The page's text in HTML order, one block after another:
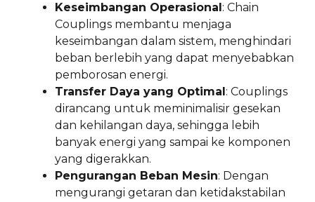
Keseimbangan Operasional: Chain
Couplings membantu menjaga
keseimbangan dalam sistem, menghindari
beban berlebih yang dapat menyebabkan
pemborosan energi.
Transfer Daya yang Optimal: Couplings
dirancang untuk meminimalisir gesekan
dan kehilangan daya, sehingga lebih
banyak energi yang sampai ke komponen
yang digerakkan.
Pengurangan Beban Mesin: Dengan
mengurangi getaran dan ketidakstabilan